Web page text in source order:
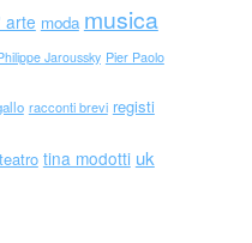
arte moda musica
Jaroussky Pier Paolo
racconti brevi registi
teatro tina modotti uk